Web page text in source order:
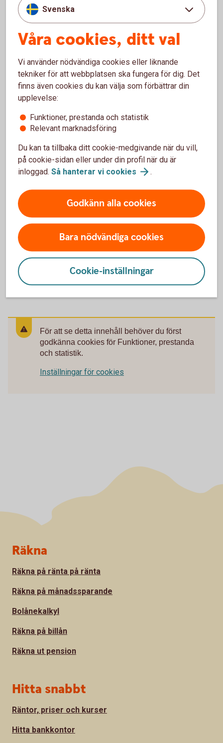
Full kontroll över försäljningen
Följ försäljningen i realtid via Merchant Portal med
tydliga rapporter och statistik. Ytterligare analyser
och integrationer tillgängliga beroende på ditt val av
kassaleverantör.
Vad kan man använda istället för en kassa?
Vad är skillnaden mellan ett kassasystem och en
betalterminal?
För att se detta innehåll behöver du först
godkänna cookies för Funktioner, prestanda
och statistik.
Inställningar för cookies
Svenska
Våra cookies, ditt val
Vi använder nödvändiga cookies eller liknande
tekniker för att webbplatsen ska fungera för dig. Det
finns även cookies du kan välja som förbättrar din
upplevelse:
Funktioner, prestanda och statistik
Relevant marknadsföring
Du kan ta tillbaka ditt cookie-medgivande när du vill,
på cookie-sidan eller under din profil när du är
inloggad. Så hanterar vi cookies .
Godkänn alla cookies
Bara nödvändiga cookies
Cookie-inställningar
Sidfot
Räkna
Räkna på ränta på ränta
Räkna på månadssparande
Bolånekalkyl
Räkna på billån
Räkna ut pension
Hitta snabbt
Räntor, priser och kurser
Hitta bankkontor